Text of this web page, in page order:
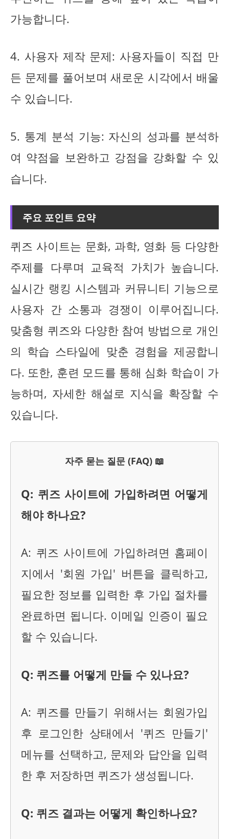
가능합니다.
4. 사용자 제작 문제: 사용자들이 직접 만
든 문제를 풀어보며 새로운 시각에서 배울
수 있습니다.
5. 통계 분석 기능: 자신의 성과를 분석하
여 약점을 보완하고 강점을 강화할 수 있
습니다.
주요 포인트 요약
퀴즈 사이트는 문화, 과학, 영화 등 다양한
주제를 다루며 교육적 가치가 높습니다.
실시간 랭킹 시스템과 커뮤니티 기능으로
사용자 간 소통과 경쟁이 이루어집니다.
맞춤형 퀴즈와 다양한 참여 방법으로 개인
의 학습 스타일에 맞춘 경험을 제공합니
다. 또한, 훈련 모드를 통해 심화 학습이 가
능하며, 자세한 해설로 지식을 확장할 수
있습니다.
자주 묻는 질문 (FAQ) 📖
Q: 퀴즈 사이트에 가입하려면 어떻게
해야 하나요?
A: 퀴즈 사이트에 가입하려면 홈페이
지에서 '회원 가입' 버튼을 클릭하고,
필요한 정보를 입력한 후 가입 절차를
완료하면 됩니다. 이메일 인증이 필요
할 수 있습니다.
Q: 퀴즈를 어떻게 만들 수 있나요?
A: 퀴즈를 만들기 위해서는 회원가입
후 로그인한 상태에서 '퀴즈 만들기'
메뉴를 선택하고, 문제와 답안을 입력
한 후 저장하면 퀴즈가 생성됩니다.
Q: 퀴즈 결과는 어떻게 확인하나요?